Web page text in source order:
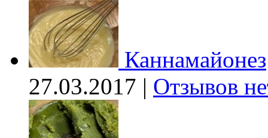
Каннамайонез
27.03.2017 | Отзывов